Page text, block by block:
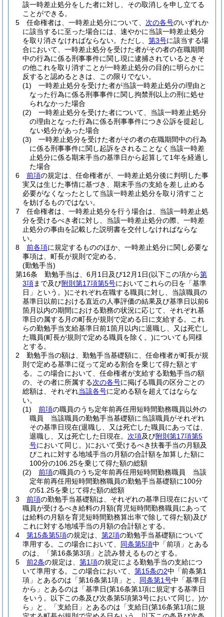
該一時差止処分をした者に対し、その取消しを申し立てる
ことができる。
5
任命権者は、一時差止処分について、 次の各号のいずれか
に該当するに至った場合には、速やかに当該一時差止処分
を取り消さなければならない。 ただし、 第3号に該当する場
合において、一時差止処分を受けた者がその者の在職期間
中の行為に係る刑事事件に関し現に逮捕されているときそ
の他これを取り消すことが一時差止処分の目的に明らかに
反すると認めるときは、この限りでない。
(1)
一時差止処分を受けた者が当該一時差止処分の理由と
なった行為に係る刑事事件に関し拘禁刑以上の刑に処せ
られなかった場合
(2)
一時差止処分を受けた者について、当該一時差止処分
の理由となった行為に係る刑事事件につき公訴を提起し
ない処分があった場合
(3)
一時差止処分を受けた者がその者の在職期間中の行為
に係る刑事事件に関し起訴をされることなく当該一時差
止処分に係る期末手当の基準日から起算して1年を経過し
た場合
6
前項の規定は、任命権者が、一時差止処分後に判明した事
実又は生じた事情に基づき、期末手当の支給を差し止める
必要がなくなったとして当該一時差止処分を取り消すこと
を妨げるものではない。
7
任命権者は、一時差止処分を行う場合は、当該一時差止処
分を受けるべき者に対し、当該一時差止処分の際、一時差
止処分の事由を記載した説明書を交付しなければならな
い。
8
前各項に規定するもののほか、一時差止処分に関し必要な
事項は、町長が規則で定める。
(勤勉手当)
第16条
勤勉手当は、6月1日及び12月1日(以下この項から第
3項まで及び附則第17項第5号においてこれらの日を「基準
日」という。)にそれぞれ在職する職員に対し、当該職員の
基準日以前における直近の人事評価の結果及び基準日以前6
箇月以内の期間における勤務の状況に応じて、それぞれ基
準日の属する月の町長が規則で定める日に支給する。
これ
らの勤勉手当支給基準日前1箇月以内に退職し、又は死亡し
た職員(町長が規則で定める職員を除く。)についても同様
とする。
2
勤勉手当の額は、勤勉手当基礎額に、任命権者が町長が規
則で定める基準に従って定める割合を乗じて得た額とす
る。
この場合において、任命権者が支給する勤勉手当の額
の、その者に所属する次の各号に掲げる職員の区分ごとの
総額は、それぞれ当該各号に定める額を超えてはならな
い。
(1)
前項の職員のうち定年前再任用短時間勤務職員以外の
職員 当該職員の勤勉手当基礎額に当該職員がそれぞれ
その基準日現在(退職し、又は死亡した職員にあっては、
退職し、又は死亡した日現在。 次項及び附則第17項第5
号において同じ。)において受けるべき扶養手当の月額及
びこれに対する地域手当の月額の合計額を加算した額に
100分の106.25を乗じて得た額の総額
(2)
前項の職員のうち定年前再任用短時間勤務職員 当該
定年前再任用短時間勤務職員の勤勉手当基礎額に100分
の51.25を乗じて得た額の総額
3
前項の勤勉手当基礎額は、それぞれの基準日現在において
職員が受けるべき給料の月額(育児短時間勤務職員にあって
は給料の月額を育児短時間勤務算出率で除して得た額)及び
これに対する地域手当の月額の合計額とする。
4
第15条第5項の規定は、 第2項の勤勉手当基礎額について
準用する。
この場合において、 同条第5項中「前項」とある
のは、「第16条第3項」と読み替えるものとする。
5
前2条の規定は、 第1項の規定による勤勉手当の支給につ
いて準用する。
この場合において、 第15条の2中「前条第1
項」とあるのは「第16条第1項」と、 同条第1号中「基準日
から」とあるのは「基準日(第16条第1項に規定する基準日
をいう。以下この条及び次条第5項第3号において同じ。)か
ら」と、「支給日」とあるのは「支給日(第16条第1項に規